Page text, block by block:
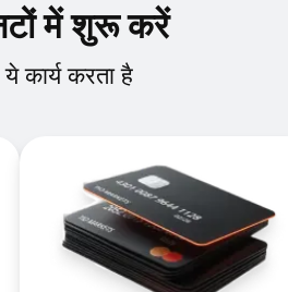
में शुरू करें
कार्य करता है